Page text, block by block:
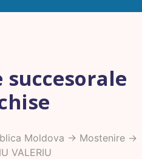
Moldova -> Mostenire->
VALERIU